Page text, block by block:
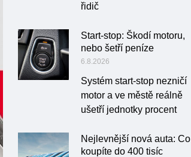
řidič
Start-stop: Škodí motoru,
nebo šetří peníze
6.8.2026
Systém start-stop nezničí
motor a ve městě reálně
ušetří jednotky procent
Nejlevnější nová auta: Co
koupíte do 400 tisíc